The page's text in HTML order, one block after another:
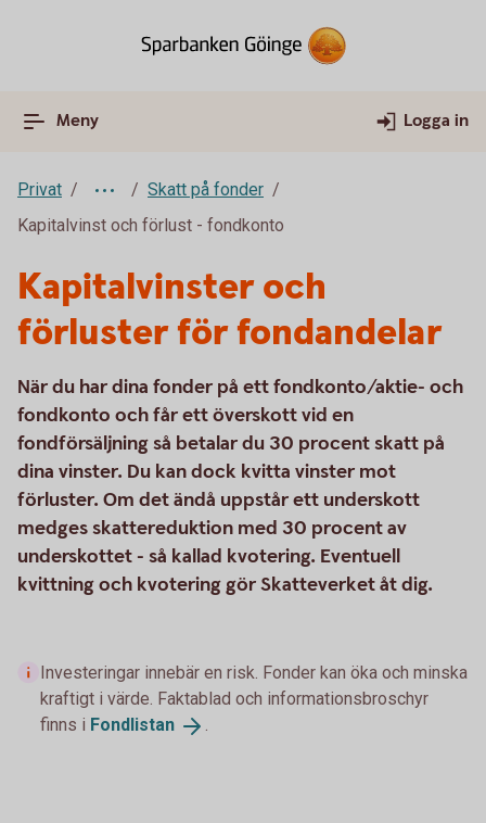
Meny Logga in
Privat
Skatt på fonder
Kapitalvinst och förlust - fondkonto
Kapitalvinster och
förluster för fondandelar
När du har dina fonder på ett fondkonto/aktie- och
fondkonto och får ett överskott vid en
fondförsäljning så betalar du 30 procent skatt på
dina vinster. Du kan dock kvitta vinster mot
förluster. Om det ändå uppstår ett underskott
medges skattereduktion med 30 procent av
underskottet - så kallad kvotering. Eventuell
kvittning och kvotering gör Skatteverket åt dig.
Investeringar innebär en risk. Fonder kan öka och minska
kraftigt i värde. Faktablad och informationsbroschyr
finns i Fondlistan .